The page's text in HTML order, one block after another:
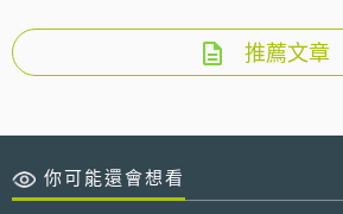
推薦文章
你可能還會想看